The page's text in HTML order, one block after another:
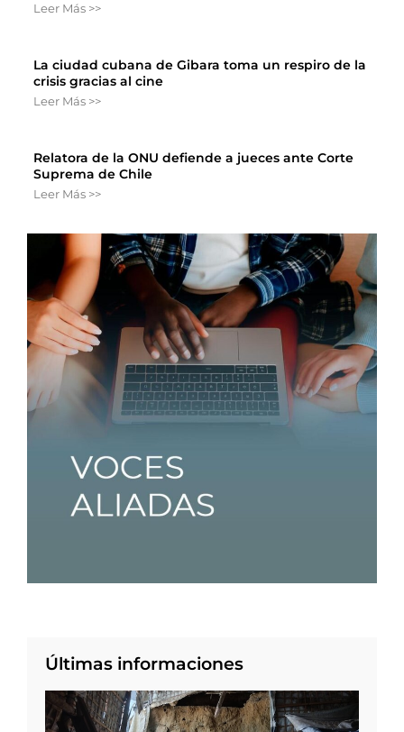
Leer Más >>
La ciudad cubana de Gibara toma un respiro de la
crisis gracias al cine
Leer Más >>
Relatora de la ONU defiende a jueces ante Corte
Suprema de Chile
Leer Más >>
Últimas informaciones